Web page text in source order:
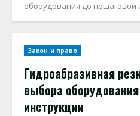
оборудования до пошаговой
Закон и право
Гидроабразивная
выбора
инструкции